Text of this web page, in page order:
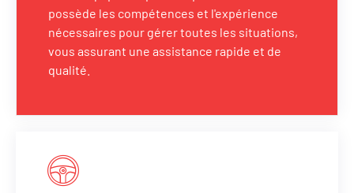
possède les compétences et l'expérience
nécessaires pour gérer toutes les situations,
vous assurant une assistance rapide et de
qualité.